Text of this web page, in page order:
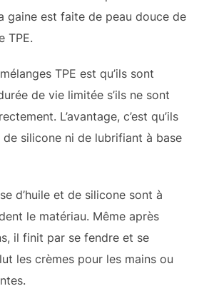
gaine est faite de peau douce de
TPE.
TPE est qu’ils sont
de vie limitée s’ils ne sont
L’avantage, c’est qu’ils
silicone ni de lubrifiant à base
d’huile et de silicone sont à
le matériau. Même après
il finit par se fendre et se
les crèmes pour les mains ou